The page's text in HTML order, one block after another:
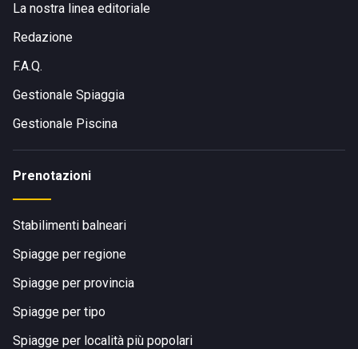
La nostra linea editoriale
Redazione
F.A.Q.
Gestionale Spiaggia
Gestionale Piscina
Prenotazioni
Stabilimenti balneari
Spiagge per regione
Spiagge per provincia
Spiagge per tipo
Spiagge per località più popolari